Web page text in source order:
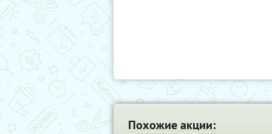
Похожие акции: